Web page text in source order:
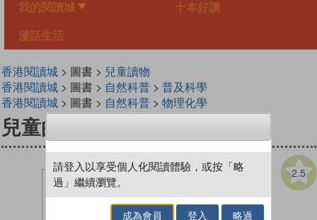
我的閱讀城 十本好讀
漫話生活
香港閱讀城> 圖書 > 兒童讀物
香港閱讀城> 圖書 > 自然科普> 普及科學
香港閱讀城> 圖書 > 自然科普> 物理化學
兒童的科學 108 大自然飛行家
2.5
請登入以享受個人化閱讀體驗，或按「略
過」繼續瀏覽。
成為會員 登入 略過